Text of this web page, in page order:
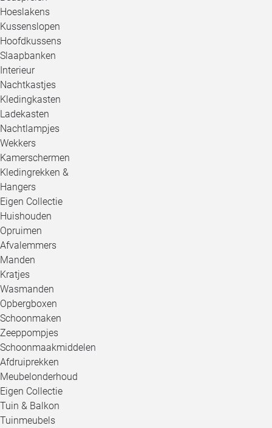
Hoeslakens
Kussenslopen
Hoofdkussens
Slaapbanken
Interieur
Nachtkastjes
Kledingkasten
Ladekasten
Nachtlampjes
Wekkers
Kamerschermen
Kledingrekken &
Hangers
Eigen Collectie
Huishouden
Opruimen
Afvalemmers
Manden
Kratjes
Wasmanden
Opbergboxen
Schoonmaken
Zeeppompjes
Schoonmaakmiddelen
Afdruiprekken
Meubelonderhoud
Eigen Collectie
Tuin & Balkon
Tuinmeubels